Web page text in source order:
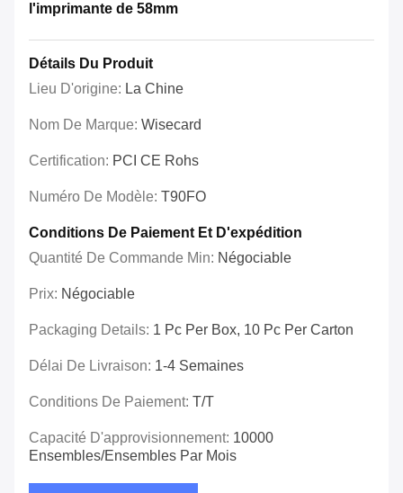
l'imprimante de 58mm
Détails Du Produit
Lieu D'origine: La Chine
Nom De Marque: Wisecard
Certification: PCI CE Rohs
Numéro De Modèle: T90FO
Conditions De Paiement Et D'expédition
Quantité De Commande Min: Négociable
Prix: Négociable
Packaging Details: 1 Pc Per Box, 10 Pc Per Carton
Délai De Livraison: 1-4 Semaines
Conditions De Paiement: T/T
Capacité D'approvisionnement: 10000
Ensembles/ensembles Par Mois